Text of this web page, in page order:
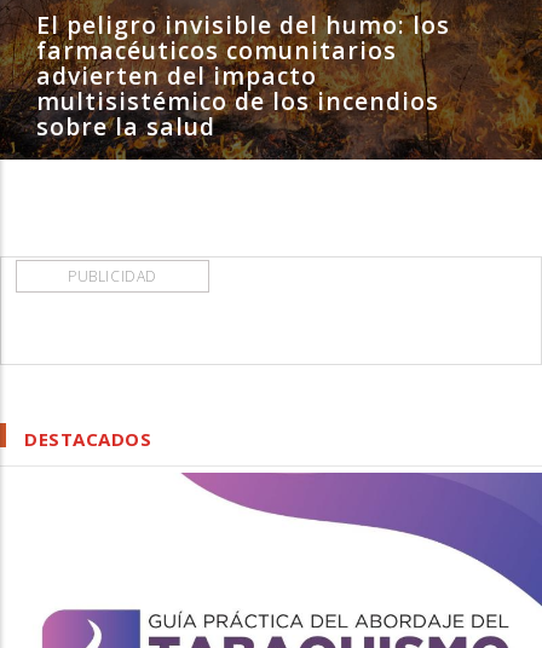
El peligro invisible del humo: los
farmacéuticos comunitarios
advierten del impacto
multisistémico de los incendios
sobre la salud
PUBLICIDAD
DESTACADOS